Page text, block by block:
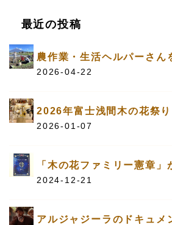
最近の投稿
農作業・生活ヘルパーさん
2026-04-22
2026年富士浅間木の花祭り
2026-01-07
「木の花ファミリー憲章」
2024-12-21
アルジャジーラのドキュメ